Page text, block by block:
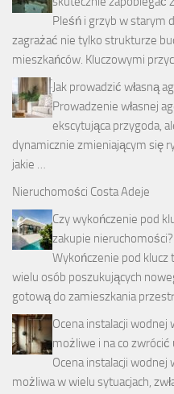
Pleśń i grzyb w starym
zagrażać nie tylko strukturze
mieszkańców. Kluczowymi
Jak prowadzić własną
Prowadzenie własnej
ekscytująca przygoda,
dynamicznie zmieniającym się
jakie …
Nieruchomości Costa Adeje
Czy wykończenie pod
zakupie nieruchomości?
Wykończenie pod klucz
wielu osób poszukujących
gotową do zamieszkania
Ocena instalacji
możliwe i na co zwrócić
Ocena instalacji
możliwa w wielu sytuacjach,